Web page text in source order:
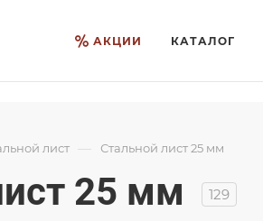
АКЦИИ КАТАЛОГ
лист — Стальной лист 25 мм
25 мм 129